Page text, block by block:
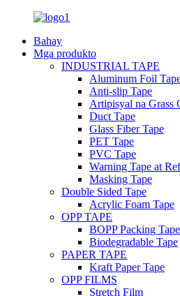
Bahay
Mga produkto
INDUSTRIAL TAPE
Aluminum Foil
Anti-slip Tape
Artipisyal na Grass
Duct Tape
Glass Fiber Tape
PET Tape
PVC Tape
Warning Tape at
Masking Tape
Double Sided Tape
Acrylic Foam Tape
OPP TAPE
BOPP Packing Tape
Biodegradable Tape
PAPER TAPE
Kraft Paper Tape
OPP FILMS
Stretch Film